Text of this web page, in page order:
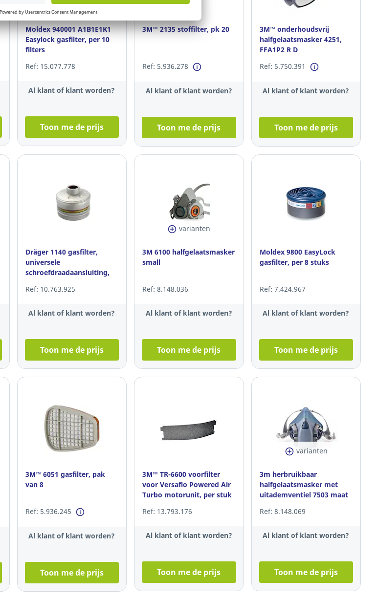
Moldex 940001 A1B1E1K1
Easylock gasfilter, per 10
filters
Ref: 15.077.778
Al klant of klant worden?
Toon me de prijs
3M™ 2135 stoffilter, pk 20
Ref: 5.936.278
Al klant of klant worden?
Toon me de prijs
3M™ onderhoudsvrij
halfgelaatsmasker 4251,
FFA1P2 R D
Ref: 5.750.391
Al klant of klant worden?
Toon me de prijs
Dräger 1140 gasfilter,
universele
schroefdraadaansluiting,
Ref: 10.763.925
Al klant of klant worden?
Toon me de prijs
varianten
3M 6100 halfgelaatsmasker
small
Ref: 8.148.036
Al klant of klant worden?
Toon me de prijs
Moldex 9800 EasyLock
gasfilter, per 8 stuks
Ref: 7.424.967
Al klant of klant worden?
Toon me de prijs
3M™ 6051 gasfilter, pak
van 8
Ref: 5.936.245
Al klant of klant worden?
Toon me de prijs
3M™ TR-6600 voorfilter
voor Versaflo Powered Air
Turbo motorunit, per stuk
Ref: 13.793.176
Al klant of klant worden?
Toon me de prijs
varianten
3m herbruikbaar
halfgelaatsmasker met
uitademventiel 7503 maat
Ref: 8.148.069
Al klant of klant worden?
Toon me de prijs